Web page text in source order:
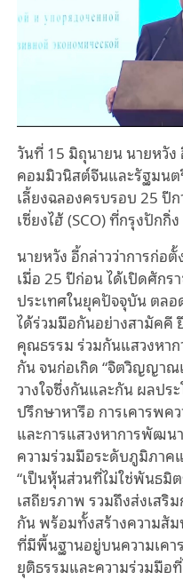
วันที่ 15 มิถุนายน นายหวัง
คอมมิวนิสต์จีนและรัฐมนต
เลี้ยงฉลองครบรอบ 25 ปี
เซี่ยงไฮ้ (SCO) ที่กรุงปัก
นายหวัง อี้กล่าวว่าการก่อ
เมื่อ 25 ปีก่อน ได้เปิดศักร
ประเทศในยุคปัจจุบัน ตล
ได้ร่วมมือกันอย่างสามัคคี
คุณธรรม ร่วมกันแสวงหา
กัน จนก่อเกิด “จิตวิญญาณ
วางใจซึ่งกันและกัน ผลปร
ปรึกษาหารือ การเคารพค
และการแสวงหาการพัฒน
ความร่วมมือระดับภูมิภา
“เป็นหุ้นส่วนที่ไม่ใช่พันธมิ
เสถียรภาพ รวมถึงส่งเสริ
กัน พร้อมทั้งสร้างความสั
ที่มีพื้นฐานอยู่บนความเคา
ยุติธรรมและความร่วมมือ